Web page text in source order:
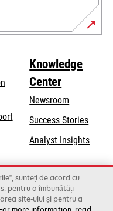
opens
Knowledge
Center
Newsroom
Success Stories
Analyst Insights
sunteți de acord cu
pentru a îmbunătăți
site-ului și pentru a